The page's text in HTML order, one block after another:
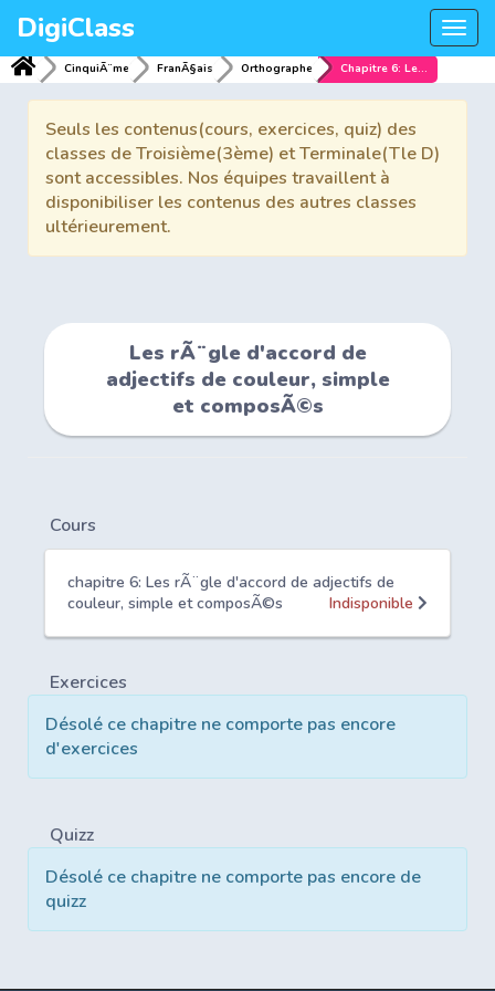
DigiClass
CinquiÃ¨me FranÃ§ais Orthographe Chapitre 6: Les rÃ¨gle d'accord de adjectifs de couleur, simple et composÃ©s
Seuls les contenus(cours, exercices, quiz) des
classes de Troisième(3ème) et Terminale(Tle D)
sont accessibles. Nos équipes travaillent à
disponibiliser les contenus des autres classes
ultérieurement.
Les rÃ¨gle d'accord de
adjectifs de couleur, simple
et composÃ©s
Cours
chapitre 6: Les rÃ¨gle d'accord de adjectifs de
couleur, simple et composÃ©s
Indisponible
Exercices
Désolé ce chapitre ne comporte pas encore
d'exercices
Quizz
Désolé ce chapitre ne comporte pas encore de
quizz